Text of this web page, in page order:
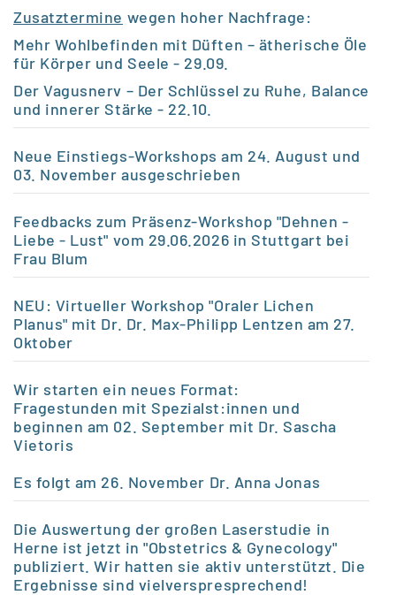
Zusatztermine wegen hoher Nachfrage:
Mehr Wohlbefinden mit Düften – ätherische Öle
für Körper und Seele - 29.09.
Der Vagusnerv – Der Schlüssel zu Ruhe, Balance
und innerer Stärke - 22.10.
Neue Einstiegs-Workshops am 24. August und
03. November ausgeschrieben
Feedbacks zum Präsenz-Workshop "Dehnen -
Liebe - Lust" vom 29.06.2026 in Stuttgart bei
Frau Blum
NEU: Virtueller Workshop "Oraler Lichen
Planus" mit Dr. Dr. Max-Philipp Lentzen am 27.
Oktober
Wir starten ein neues Format:
Fragestunden mit Spezialst:innen und
beginnen am 02. September mit Dr. Sascha
Vietoris
Es folgt am 26. November Dr. Anna Jonas
Die Auswertung der großen Laserstudie in
Herne ist jetzt in "Obstetrics & Gynecology"
publiziert. Wir hatten sie aktiv unterstützt. Die
Ergebnisse sind vielverspresprechend!